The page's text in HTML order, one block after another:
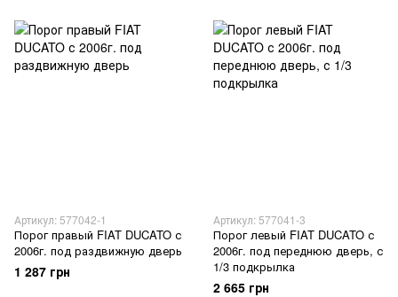
Артикул: 577042-1
Порог правый FIAT DUCATO с
2006г. под раздвижную дверь
1 287 грн
Артикул: 577041-3
Порог левый FIAT DUCATO с
2006г. под переднюю дверь, с
1/3 подкрылка
2 665 грн